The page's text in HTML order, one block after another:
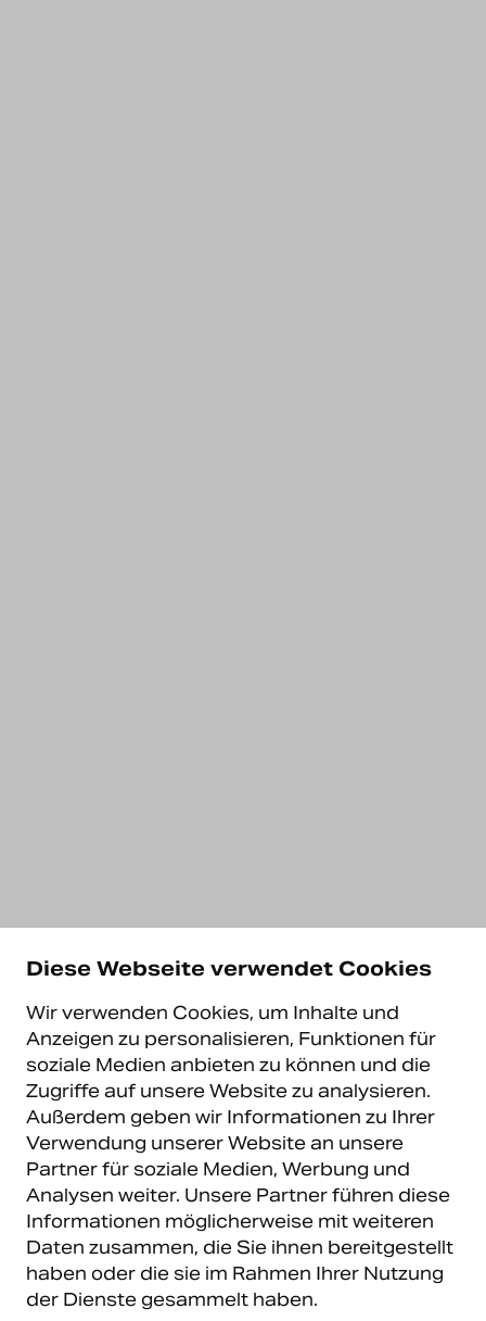
Diese Webseite verwendet Cookies
Wir verwenden Cookies, um Inhalte und
Anzeigen zu personalisieren, Funktionen für
soziale Medien anbieten zu können und die
Zugriffe auf unsere Website zu analysieren.
Außerdem geben wir Informationen zu Ihrer
Verwendung unserer Website an unsere
Partner für soziale Medien, Werbung und
Analysen weiter. Unsere Partner führen diese
Informationen möglicherweise mit weiteren
Daten zusammen, die Sie ihnen bereitgestellt
haben oder die sie im Rahmen Ihrer Nutzung
der Dienste gesammelt haben.